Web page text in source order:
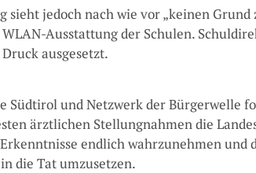
sieht jedoch nach wie vor „keinen Grund
Ausstattung der Schulen.
ausgesetzt.
Südtirol und Netzwerk der Bürgerwelle
ärztlichen Stellungnahmen die
endlich wahrzunehmen und
die Tat umzusetzen.